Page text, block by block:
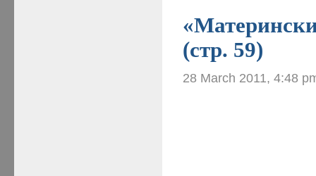
(стр. 59)
28 March 2011, 4:48